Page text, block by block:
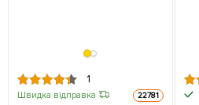
1
Швидка відправка 22781